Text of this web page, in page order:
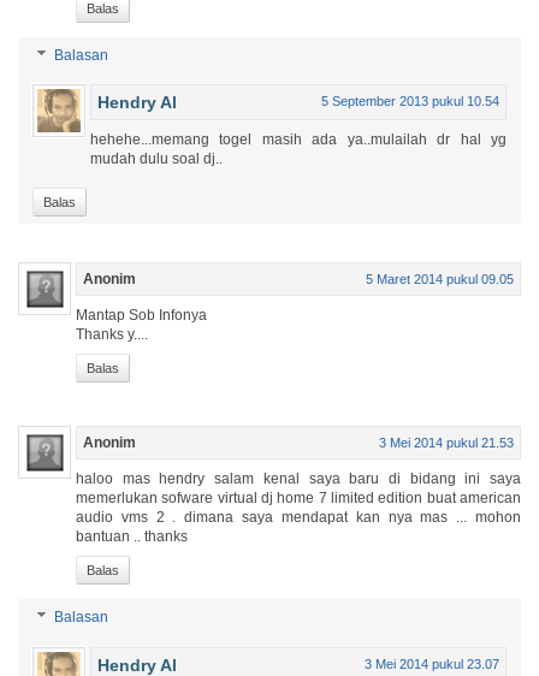
Balas
Balasan
Hendry Al 5 September 2013 pukul 10.54
hehehe...memang togel masih ada ya..mulailah dr hal yg
mudah dulu soal dj..
Balas
Anonim 5 Maret 2014 pukul 09.05
Mantap Sob Infonya
Thanks y....
Balas
Anonim 3 Mei 2014 pukul 21.53
haloo mas hendry salam kenal saya baru di bidang ini saya
memerlukan sofware virtual dj home 7 limited edition buat american
audio vms 2 . dimana saya mendapat kan nya mas ... mohon
bantuan .. thanks
Balas
Balasan
Hendry Al 3 Mei 2014 pukul 23.07